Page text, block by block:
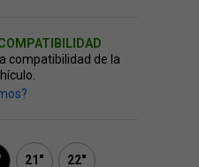
compatibilidad de la
21" 22"